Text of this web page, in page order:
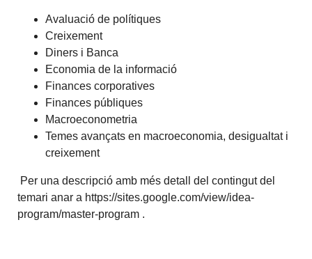
Avaluació de polítiques
Creixement
Diners i Banca
Economia de la informació
Finances corporatives
Finances públiques
Macroeconometria
Temes avançats en macroeconomia, desigualtat i
creixement
Per una descripció amb més detall del contingut del
temari anar a https://sites.google.com/view/idea-
program/master-program .